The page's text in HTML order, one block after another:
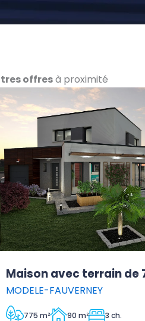
offresà proximité
Maison avec terrain de
MODELE-FAUVERNEY
775 m² 90 m² 3 ch.